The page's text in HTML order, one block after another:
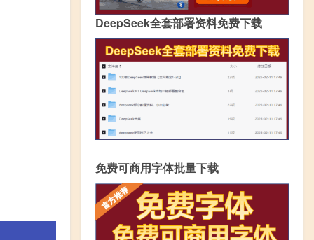
DeepSeek全套部署资料免费下载
免费可商用字体批量下载